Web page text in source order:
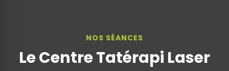
NOS SÉANCES
Le Centre Tatérapi Laser